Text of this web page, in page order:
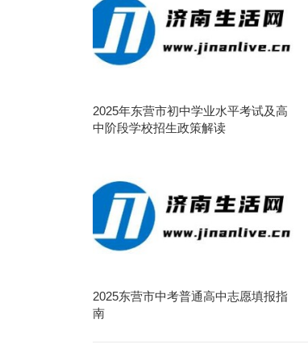
2025年东营市初中学业水平考试及高
中阶段学校招生政策解读
2025东营市中考普通高中志愿填报指
南